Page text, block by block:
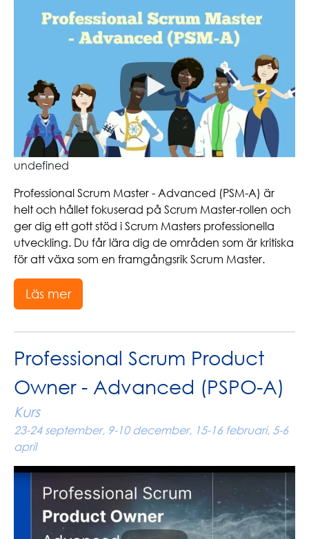
undefined
Professional Scrum Master - Advanced (PSM-A) är
helt och hållet fokuserad på Scrum Master-rollen och
ger dig ett gott stöd i Scrum Masters professionella
utveckling. Du får lära dig de områden som är kritiska
för att växa som en framgångsrik Scrum Master.
Läs mer
Professional Scrum Product
Owner - Advanced (PSPO-A)
Kurs
23-24 september, 9-10 december, 15-16 februari, 5-6
april